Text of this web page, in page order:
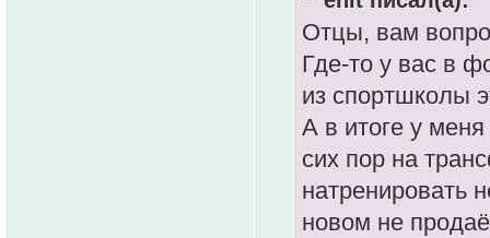
Отцы, вам
Где-то у вас в
из спортшколы
А в итоге у
сих пор на
натренировать
новом не